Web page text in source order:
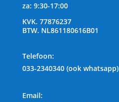
za: 9:30-17:00
KVK. 77876237
BTW. NL861180616B01
Telefoon:
033-2340340 (ook whatsapp)
Email: